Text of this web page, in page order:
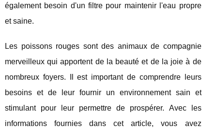
également besoin d'un filtre pour maintenir l'eau propre
et saine.
Les poissons rouges sont des animaux de compagnie
merveilleux qui apportent de la beauté et de la joie à de
nombreux foyers. Il est important de comprendre leurs
besoins et de leur fournir un environnement sain et
stimulant pour leur permettre de prospérer. Avec les
informations fournies dans cet article, vous avez